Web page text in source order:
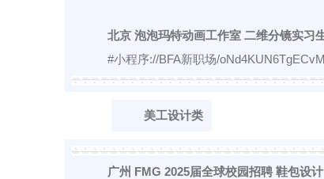
北京 泡泡玛特动画工作室 二维分镜实习
#小程序://BFA新职场/
美工设计类
广州 FMG 2025届全球校园招聘 鞋包设计